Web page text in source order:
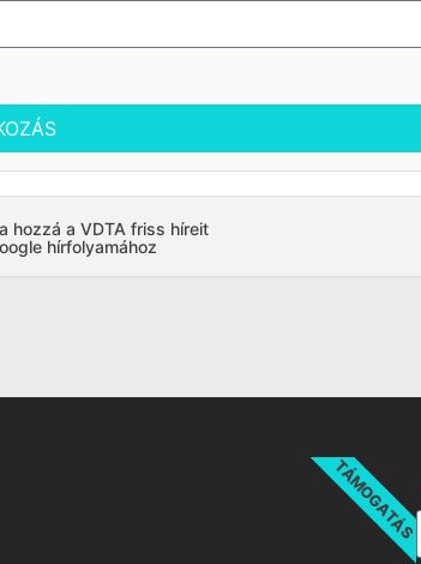
hozzá a VDTA friss híreit
hírfolyamához
TÁMOGATÁS